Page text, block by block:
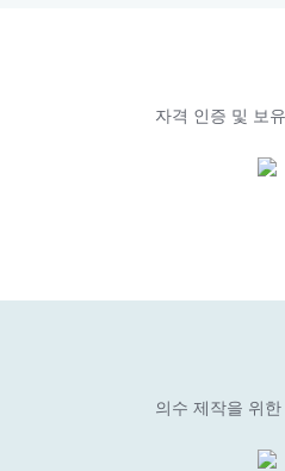
자격 인증 및 보
의수 제작을 위